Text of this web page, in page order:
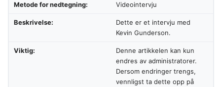
Metode for nedtegning: Videointervju
Beskrivelse:
Dette er et intervju med
Kevin Gunderson.
Viktig:
Denne artikkelen kan kun
endres av administratorer.
Dersom endringer trengs,
vennligst ta dette opp på